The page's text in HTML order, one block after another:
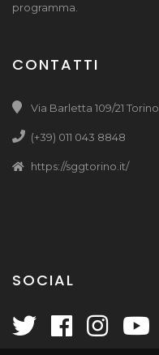
programma.
CONTATTI
Via Barletta 109/21 Torino
(+39) 011 043 8848
https://sggtorino.it/
SOCIAL